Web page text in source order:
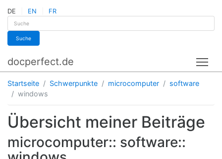
DE EN FR
Suche
docperfect.de
Startseite Schwerpunkte microcomputer
software
windows
Übersicht meiner Beiträge
microcomputer:: software::